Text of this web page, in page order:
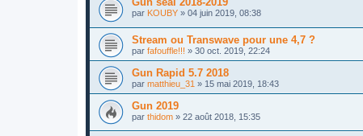
par KOUBY » 04 juin 2019, 08:38
Stream ou Transwave pour une 4,7 ?
par fafouffle!!! » 30 oct. 2019, 22:24
Gun Rapid 5.7 2018
par matthieu_31 » 15 mai 2019, 18:43
Gun 2019
par thidom » 22 août 2018, 15:35